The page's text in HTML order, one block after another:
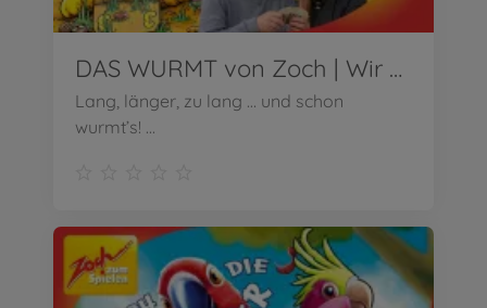
DAS WURMT von Zoch | Wir stellen vor!
Lang, länger, zu lang … und schon
wurmt’s! ...